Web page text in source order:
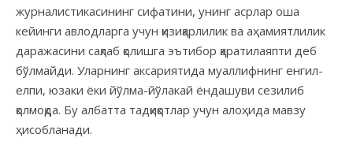
журналистикасининг сифатини, унинг асрлар оша
кейинги авлодларга учун қизиқарлилик ва аҳамиятлилик
даражасини сақлаб қолишга эътибор қаратилаяпти деб
бўлмайди. Уларнинг аксариятида муаллифнинг енгил-
елпи, юзаки ёки йўлма-йўлакай ёндашуви сезилиб
қолмоқда. Бу албатта тадқиқотлар учун алоҳида мавзу
ҳисобланади.